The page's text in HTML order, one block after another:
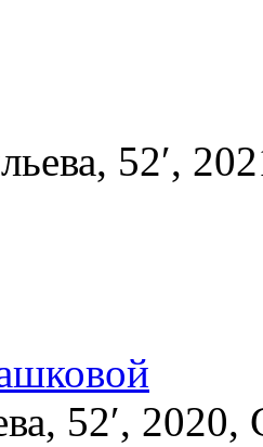
52′,
52′,